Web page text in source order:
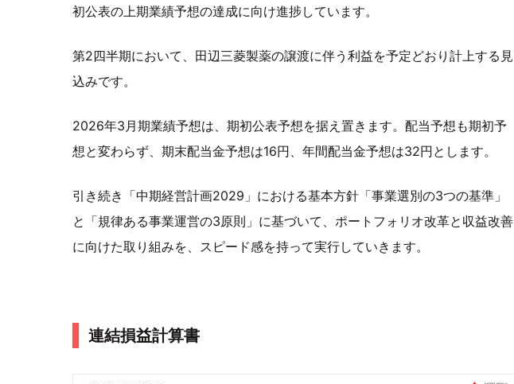
初公表の上期業績予想の達成に向け進捗しています。
第2四半期において、田辺三菱製薬の譲渡に伴う利益を予定どおり計上する見
込みです。
2026年3月期業績予想は、期初公表予想を据え置きます。配当予想も期初予
想と変わらず、期末配当金予想は16円、年間配当金予想は32円とします。
引き続き「中期経営計画2029」における基本方針「事業選別の3つの基準」
と「規律ある事業運営の3原則」に基づいて、ポートフォリオ改革と収益改善
に向けた取り組みを、スピード感を持って実行していきます。
連結損益計算書